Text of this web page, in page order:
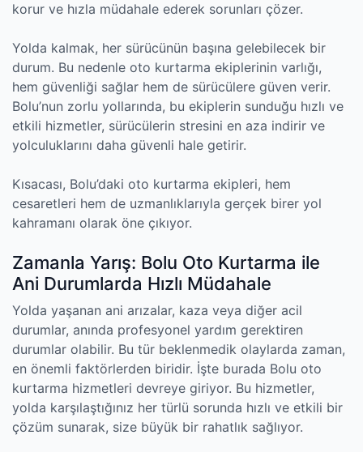
korur ve hızla müdahale ederek sorunları çözer.
Yolda kalmak, her sürücünün başına gelebilecek bir
durum. Bu nedenle oto kurtarma ekiplerinin varlığı,
hem güvenliği sağlar hem de sürücülere güven verir.
Bolu’nun zorlu yollarında, bu ekiplerin sunduğu hızlı ve
etkili hizmetler, sürücülerin stresini en aza indirir ve
yolculuklarını daha güvenli hale getirir.
Kısacası, Bolu’daki oto kurtarma ekipleri, hem
cesaretleri hem de uzmanlıklarıyla gerçek birer yol
kahramanı olarak öne çıkıyor.
Zamanla Yarış: Bolu Oto Kurtarma ile
Ani Durumlarda Hızlı Müdahale
Yolda yaşanan ani arızalar, kaza veya diğer acil
durumlar, anında profesyonel yardım gerektiren
durumlar olabilir. Bu tür beklenmedik olaylarda zaman,
en önemli faktörlerden biridir. İşte burada Bolu oto
kurtarma hizmetleri devreye giriyor. Bu hizmetler,
yolda karşılaştığınız her türlü sorunda hızlı ve etkili bir
çözüm sunarak, size büyük bir rahatlık sağlıyor.